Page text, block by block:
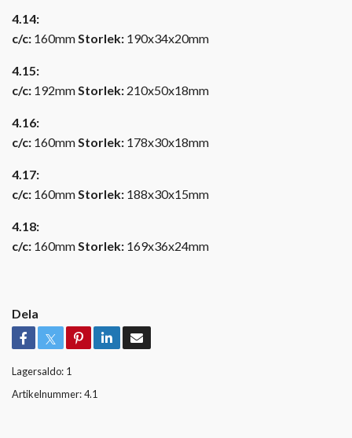
4.14:
c/c: 160mmStorlek: 190x34x20mm
4.15:
c/c: 192mmStorlek: 210x50x18mm
4.16:
c/c: 160mmStorlek: 178x30x18mm
4.17:
c/c: 160mmStorlek: 188x30x15mm
4.18:
c/c: 160mmStorlek: 169x36x24mm
Dela
Lagersaldo: 1
Artikelnummer:4.1